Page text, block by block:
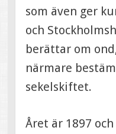
som även ger
och
berättar om
närmare
sekelskiftet.
Året är 1897